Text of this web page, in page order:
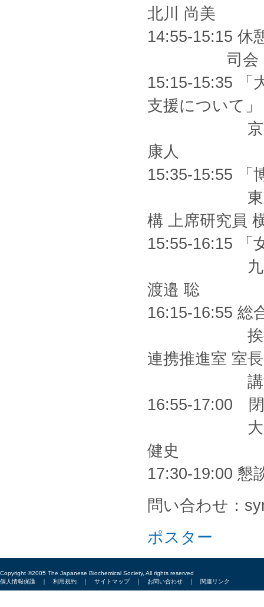
北川 尚美
14:55-15:15 休
司会：東京
15:15-15:35 「
支援について」
京都大学
康人
15:35-15:55 「
東京大学大
構 上席研究員
15:55-16:15 「
九州大学大
渡邉 聡
16:15-16:55 総
挨拶 経済
連携推進室 室
講演者
16:55-17:00
大阪大学
健史
17:30-19:00 懇
問い合わせ：
ポスター
Copyright ©2005 The Japanese Biochemical Society, All rights reserved
個人情報保護 ｜ 利用規約 ｜ サイトマップ｜ お問い合わせ ｜ 関連リンク